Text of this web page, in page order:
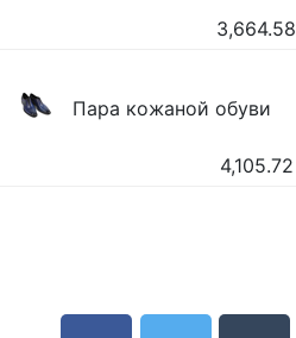
3,664.58
Пара кожаной обуви
4,105.72